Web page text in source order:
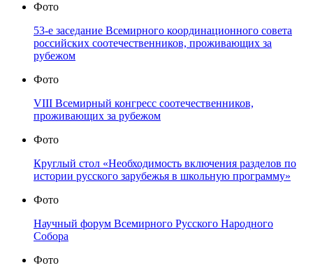
Фото
53-е заседание Всемирного координационного совета
российских соотечественников, проживающих за
рубежом
Фото
VIII Всемирный конгресс соотечественников,
проживающих за рубежом
Фото
Круглый стол «Необходимость включения разделов по
истории русского зарубежья в школьную программу»
Фото
Научный форум Всемирного Русского Народного
Собора
Фото